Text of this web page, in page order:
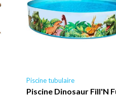
Piscine tubulaire
Piscine Dinosaur Fill'N